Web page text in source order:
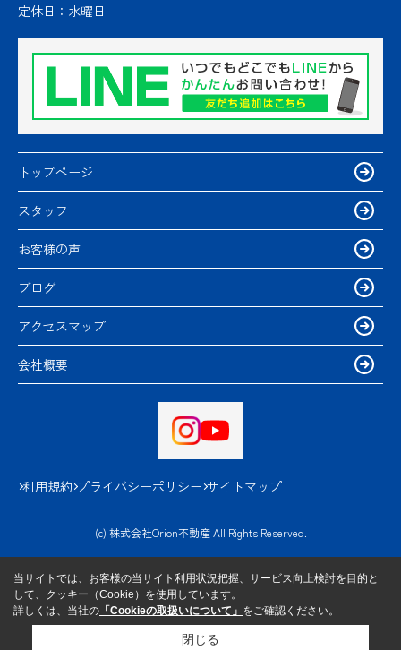
定休日： 水曜日
トップページ
スタッフ
お客様の声
ブログ
アクセスマップ
会社概要
利用規約 プライバシーポリシー サイトマップ
(c) 株式会社Orion不動産 All Rights Reserved.
当サイトでは、お客様の当サイト利用状況把握、サービス向上検討を目的と
して、クッキー（Cookie）を使用しています。
詳しくは、当社の 「Cookieの取扱いについて」 をご確認ください。
閉じる